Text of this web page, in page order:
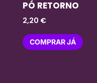
PÓ RETORNO
2,20 €
COMPRAR JÁ